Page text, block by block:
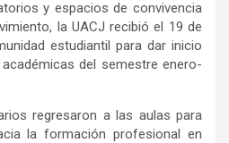
y espacios de convivencia
la UACJ recibió el 19 de
estudiantil para dar inicio
del semestre enero-
regresaron a las aulas para
la formación profesional en